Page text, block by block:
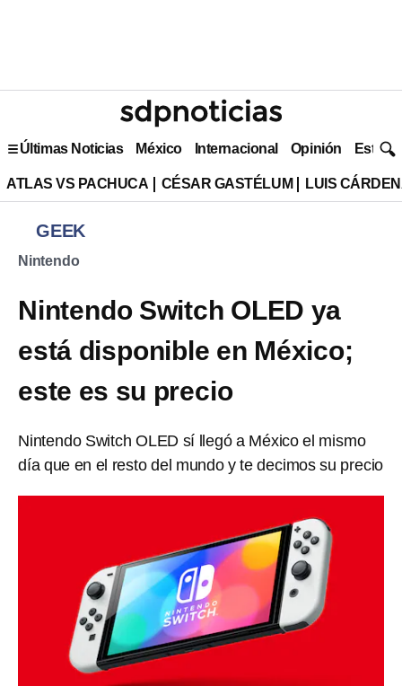
Últimas Noticias México Internacional Opinión Estilo
ATLAS VS PACHUCA CÉSAR GASTÉLUM LUIS
GEEK
Nintendo
Nintendo Switch OLED ya
está disponible en México;
este es su precio
Nintendo Switch OLED sí llegó a México el mismo
día que en el resto del mundo y te decimos su precio